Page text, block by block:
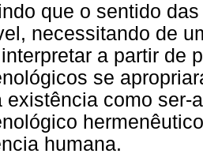
que o sentido
necessitando de
a partir de
se
existência como ser-
humana.